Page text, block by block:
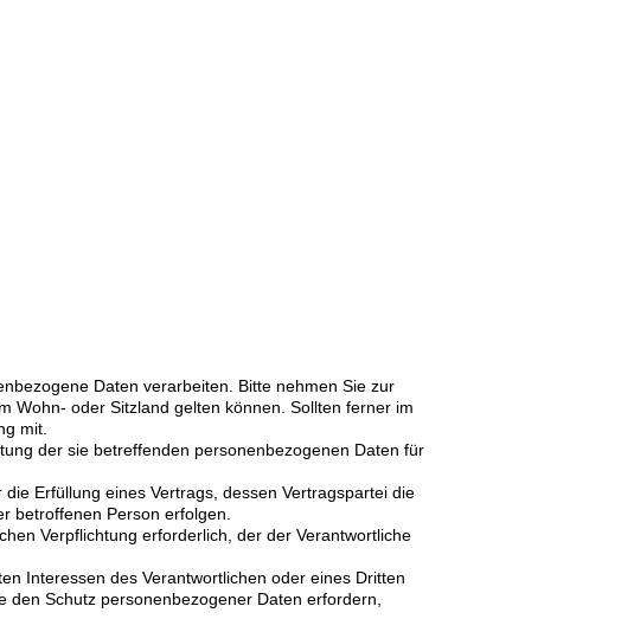
Daten verarbeiten. Bitte nehmen Sie zur
Wohn- oder Sitzland gelten können. Sollten ferner im
mit.
der sie betreffenden personenbezogenen Daten für
Erfüllung eines Vertrags, dessen Vertragspartei die
betroffenen Person erfolgen.
Verpflichtung erforderlich, der der Verantwortliche
Interessen des Verantwortlichen oder eines Dritten
Schutz personenbezogener Daten erfordern,